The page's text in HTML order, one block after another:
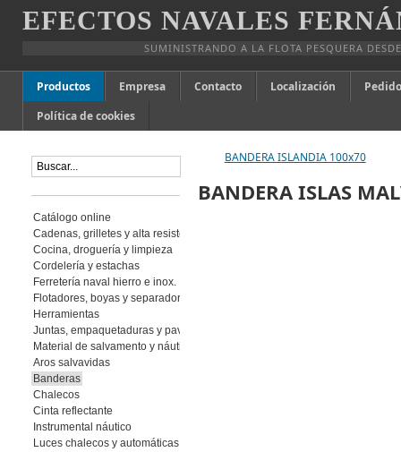
EFECTOS NAVALES
SUMINISTRANDO A LA FLOTA PESQUERA
Productos Empresa Contacto Localización
Política de cookies
BANDERA ISLANDIA 100x70
BANDERA ISLAS
Catálogo online
Cadenas, grilletes y alta resistencia
Cocina, droguería y limpieza
Cordelería y estachas
Ferretería naval hierro e inox.
Flotadores, boyas y separadores
Herramientas
Juntas, empaquetaduras y pavimento
Material de salvamento y náutica
Aros salvavidas
Banderas
Chalecos
Cinta reflectante
Instrumental náutico
Luces chalecos y automáticas